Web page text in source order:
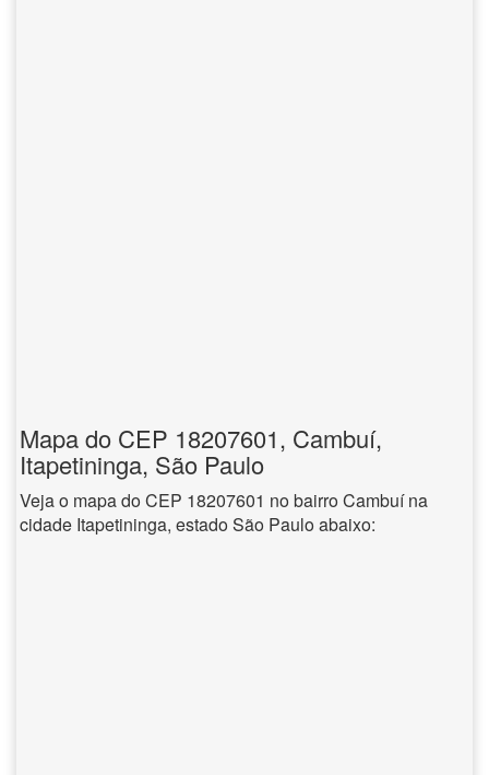
Mapa do CEP 18207601, Cambuí,
Itapetininga, São Paulo
Veja o mapa do CEP 18207601 no bairro Cambuí na
cidade Itapetininga, estado São Paulo abaixo: